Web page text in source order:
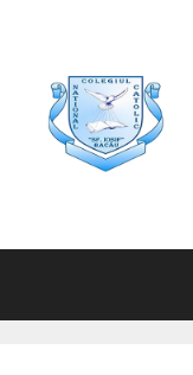
content